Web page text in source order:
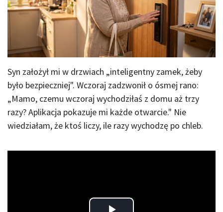
Syn założył mi w drzwiach „inteligentny zamek, żeby
było bezpieczniej". Wczoraj zadzwonił o ósmej rano:
„Mamo, czemu wczoraj wychodziłaś z domu aż trzy
razy? Aplikacja pokazuje mi każde otwarcie." Nie
wiedziałam, że ktoś liczy, ile razy wychodzę po chleb.